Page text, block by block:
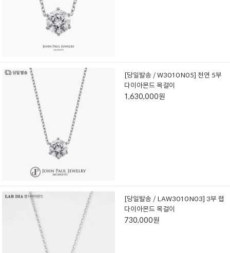
[당일발송 / W3010N05] 천연 5부
다이아몬드 목걸이
1,630,000원
[당일발송 / LAW3010N03] 3부 랩
다이아몬드 목걸이
730,000원